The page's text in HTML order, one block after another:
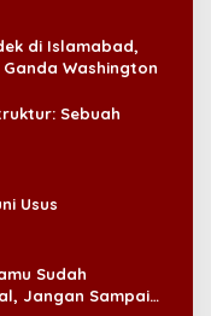
di Islamabad,
Washington
Sebuah
Usus
Sudah
Jangan Sampai